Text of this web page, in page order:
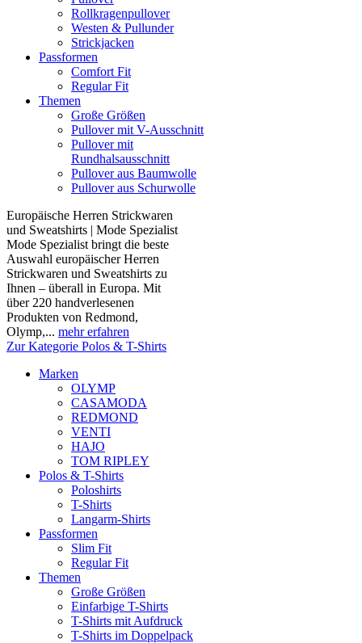
Rollkragenpullover
Westen & Pullunder
Strickjacken
Passformen
Comfort Fit
Regular Fit
Themen
Große Größen
Pullover mit V-Ausschnitt
Pullover mit
Rundhalsausschnitt
Pullover aus Baumwolle
Pullover aus Schurwolle
Europäische Herren Strickwaren
und Sweatshirts | Mode Spezialist
Mode Spezialist bringt die beste
Auswahl europäischer Herren
Strickwaren und Sweatshirts zu
Ihnen – überall in Europa. Mit
über 220 handverlesenen
Produkten von Redmond,
Olymp,... mehr erfahren
Zur Kategorie Polos & T-Shirts
Marken
OLYMP
CASAMODA
REDMOND
VENTI
HAJO
TOM RIPLEY
Polos & T-Shirts
Poloshirts
T-Shirts
Langarm-Shirts
Passformen
Slim Fit
Regular Fit
Themen
Große Größen
Einfarbige T-Shirts
T-Shirts mit Aufdruck
T-Shirts im Doppelpack